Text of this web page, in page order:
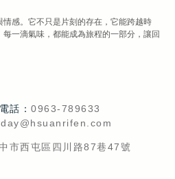
感。它不只是片刻的存在，它能跨越時
一滴氣味，都能成為旅程的一部分，讓回
話： 0963-789633
市西屯區四川路87巷47號